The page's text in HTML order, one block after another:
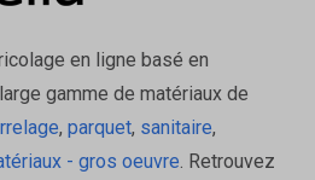
avec toutes les baignoires ?
des baignoires standards.
en ligne basé en
gamme de matériaux de
, parquet, sanitaire,
- gros oeuvre. Retrouvez